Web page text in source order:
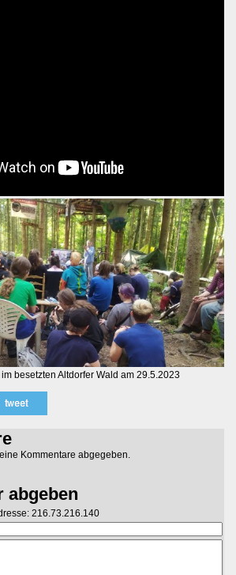
besetzten Altdorfer Wald am 29.5.2023
Kommentare abgegeben.
abgeben
216.73.216.140